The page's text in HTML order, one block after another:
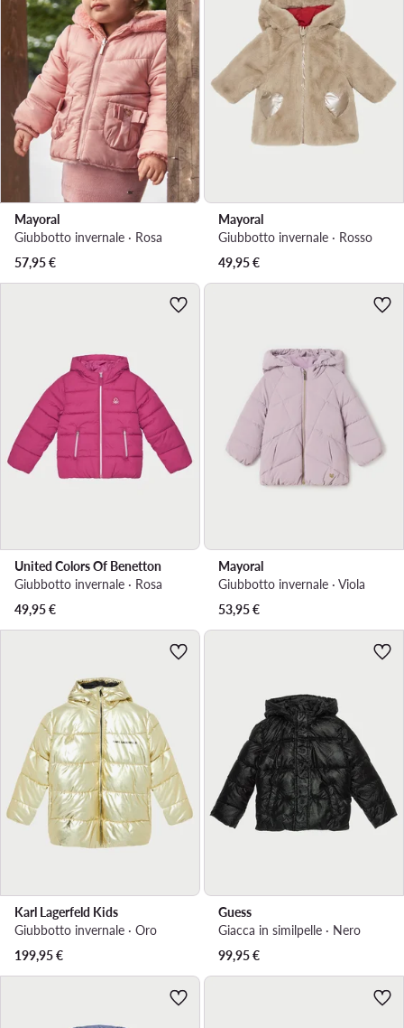
Mayoral
Giubbotto invernale · Rosa
57,95€
Mayoral
Giubbotto invernale · Rosso
49,95€
United Colors Of Benetton
Giubbotto invernale · Rosa
49,95€
Mayoral
Giubbotto invernale · Viola
53,95€
Karl Lagerfeld Kids
Giubbotto invernale · Oro
199,95€
Guess
Giacca in similpelle · Nero
99,95€